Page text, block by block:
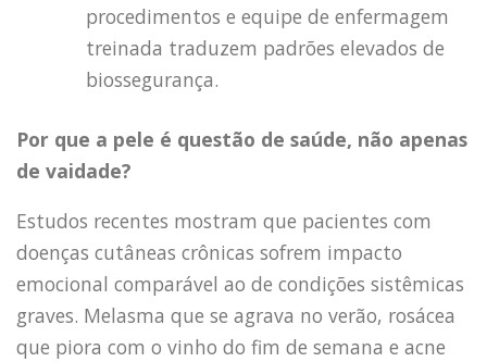
procedimentos e equipe de enfermagem
treinada traduzem padrões elevados de
biossegurança.
Por que a pele é questão de saúde, não apenas
de vaidade?
Estudos recentes mostram que pacientes com
doenças cutâneas crônicas sofrem impacto
emocional comparável ao de condições sistêmicas
graves. Melasma que se agrava no verão, rosácea
que piora com o vinho do fim de semana e acne